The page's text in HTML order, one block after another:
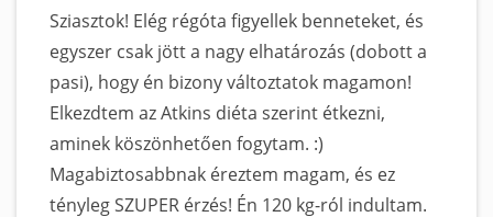
Sziasztok! Elég régóta figyellek benneteket, és
egyszer csak jött a nagy elhatározás (dobott a
pasi), hogy én bizony változtatok magamon!
Elkezdtem az Atkins diéta szerint étkezni,
aminek köszönhetően fogytam. :)
Magabiztosabbnak éreztem magam, és ez
tényleg SZUPER érzés! Én 120 kg-ról indultam.